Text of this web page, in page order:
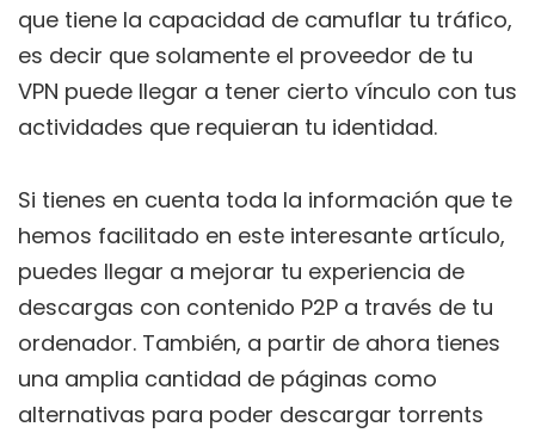
que tiene la capacidad de camuflar tu tráfico,
es decir que solamente el proveedor de tu
VPN puede llegar a tener cierto vínculo con tus
actividades que requieran tu identidad.
Si tienes en cuenta toda la información que te
hemos facilitado en este interesante artículo,
puedes llegar a mejorar tu experiencia de
descargas con contenido P2P a través de tu
ordenador. También, a partir de ahora tienes
una amplia cantidad de páginas como
alternativas para poder descargar torrents